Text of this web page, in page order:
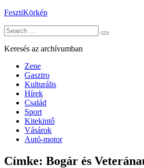
Skip
content
FesztiKörkép
Search
for:
Keresés az archívumban
Zene
Gasztro
Kulturális
Hírek
Család
Sport
Kitekintő
Vásárok
Autó-motor
Címke: Bogár és